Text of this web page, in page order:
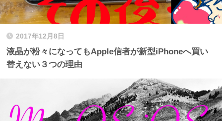
2017年12月8日
液晶が粉々になってもApple信者が新型iPhoneへ買い
替えない３つの理由